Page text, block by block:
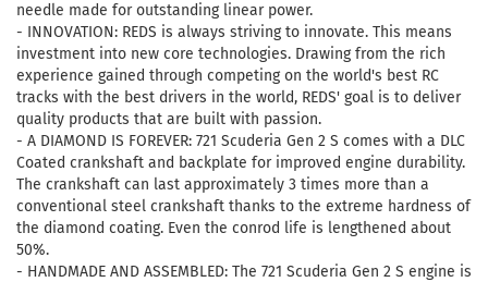
needle made for outstanding linear power.
- INNOVATION: REDS is always striving to innovate. This means
investment into new core technologies. Drawing from the rich
experience gained through competing on the world's best RC
tracks with the best drivers in the world, REDS' goal is to deliver
quality products that are built with passion.
- A DIAMOND IS FOREVER: 721 Scuderia Gen 2 S comes with a DLC
Coated crankshaft and backplate for improved engine durability.
The crankshaft can last approximately 3 times more than a
conventional steel crankshaft thanks to the extreme hardness of
the diamond coating. Even the conrod life is lengthened about
50%.
- HANDMADE AND ASSEMBLED: The 721 Scuderia Gen 2 S engine is